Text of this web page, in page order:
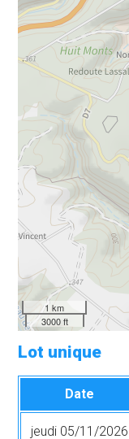
1 km
3000 ft
Lot unique
Date
jeudi 05/11/2026